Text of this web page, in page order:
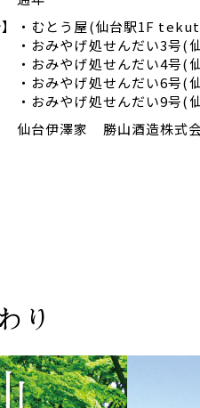
・むとう屋(仙台駅1F
・おみやげ処せんだい3号(
・おみやげ処せんだい4号(
・おみやげ処せんだい6号(
・おみやげ処せんだい9号(
仙台伊澤家 勝山酒造株式
り